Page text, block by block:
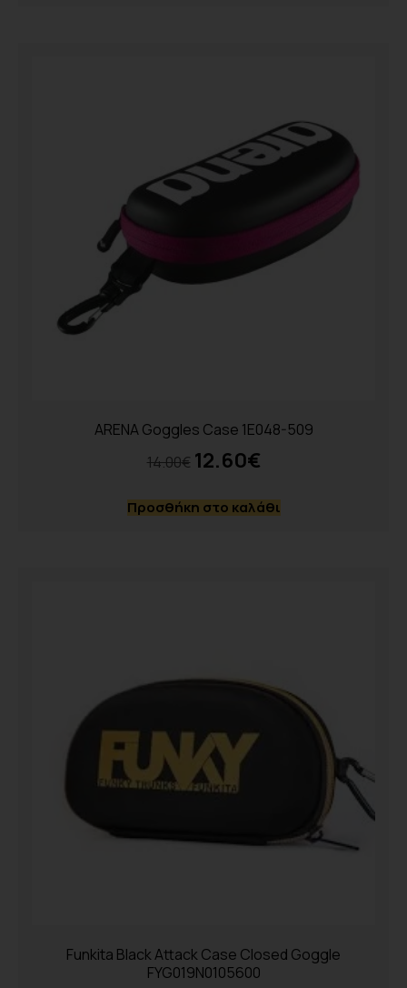
ARENA Goggles Case 1E048-509
14.00€ 12.60€
Προσθήκη στο καλάθι
Funkita Black Attack Case Closed Goggle
FYG019N0105600